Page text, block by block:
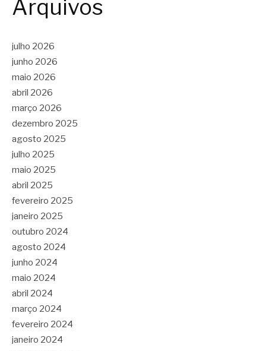
Arquivos
julho 2026
junho 2026
maio 2026
abril 2026
março 2026
dezembro 2025
agosto 2025
julho 2025
maio 2025
abril 2025
fevereiro 2025
janeiro 2025
outubro 2024
agosto 2024
junho 2024
maio 2024
abril 2024
março 2024
fevereiro 2024
janeiro 2024